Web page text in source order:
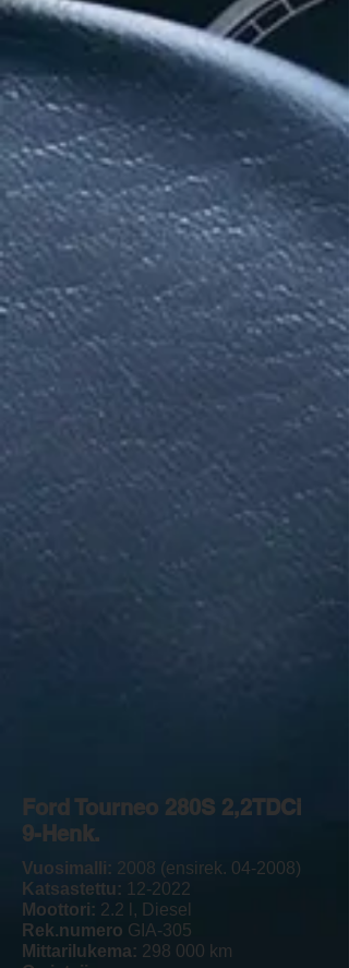
Ford Tourneo 280S 2,2TDCi
9-Henk.
Vuosimalli: 2008 (ensirek. 04-2008)
Katsastettu: 12-2022
Moottori: 2.2 l, Diesel
Rek.numero GIA-305
Mittarilukema: 298 000 km